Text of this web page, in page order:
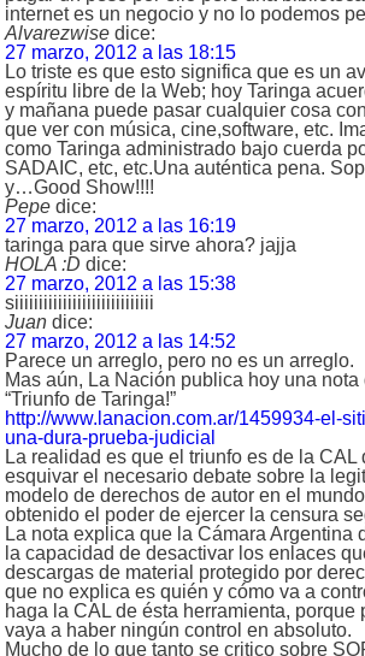
internet es un negocio y no lo podemos
Alvarezwise dice:
27 marzo, 2012 a las 18:15
Lo triste es que esto significa que es un
espíritu libre de la Web; hoy Taringa
y mañana puede pasar cualquier cosa
que ver con música, cine,software, etc.
como Taringa administrado bajo cuerda
SADAIC, etc, etc.Una auténtica pena.
y…Good Show!!!!
Pepe dice:
27 marzo, 2012 a las 16:19
taringa para que sirve ahora? jajja
HOLA :D dice:
27 marzo, 2012 a las 15:38
siiiiiiiiiiiiiiiiiiiiiiiiiiiii
Juan dice:
27 marzo, 2012 a las 14:52
Parece un arreglo, pero no es un arreglo.
Mas aún, La Nación publica hoy una
“Triunfo de Taringa!”
http://www.lanacion.com.ar/1459934-el-
una-dura-prueba-judicial
La realidad es que el triunfo es de la CAL
esquivar el necesario debate sobre la
modelo de derechos de autor en el
obtenido el poder de ejercer la censura
La nota explica que la Cámara Argentina
la capacidad de desactivar los enlaces
descargas de material protegido por
que no explica es quién y cómo va a
haga la CAL de ésta herramienta, porque
vaya a haber ningún control en absoluto.
Mucho de lo que tanto se critico sobre